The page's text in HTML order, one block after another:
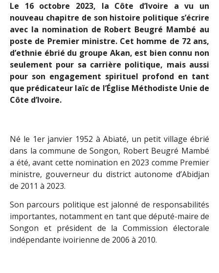
Le 16 octobre 2023, la Côte d’Ivoire a vu un
nouveau chapitre de son histoire politique s’écrire
avec la nomination de Robert Beugré Mambé au
poste de Premier ministre. Cet homme de 72 ans,
d’ethnie ébrié du groupe Akan, est bien connu non
seulement pour sa carrière politique, mais aussi
pour son engagement spirituel profond en tant
que prédicateur laïc de l’Église Méthodiste Unie de
Côte d’Ivoire.
Né le 1er janvier 1952 à Abiaté, un petit village ébrié
dans la commune de Songon, Robert Beugré Mambé
a été, avant cette nomination en 2023 comme Premier
ministre, gouverneur du district autonome d’Abidjan
de 2011 à 2023.
Son parcours politique est jalonné de responsabilités
importantes, notamment en tant que député-maire de
Songon et président de la Commission électorale
indépendante ivoirienne de 2006 à 2010.